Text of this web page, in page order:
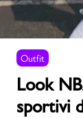
Sport
Outfit
Look
sportivi